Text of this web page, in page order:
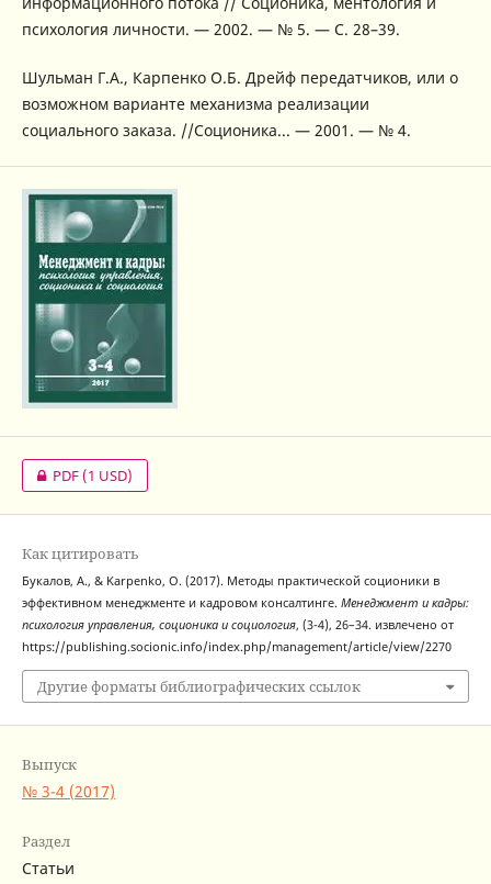
психология личности. — 2002. — № 5. — С. 28–39.
Шульман Г.А., Карпенко О.Б. Дрейф передатчиков, или о
возможном варианте механизма реализации
социального заказа. //Соционика... — 2001. — № 4.
PDF(1 USD)
Как цитировать
Букалов, А., & Karpenko, O. (2017). Методы практической соционики в
эффективном менеджменте и кадровом консалтинге. Менеджмент и кадры:
психология управления, соционика и социология, (3-4), 26–34. извлечено от
https://publishing.socionic.info/index.php/management/article/view/2270
Другие форматы библиографических ссылок
Выпуск
№ 3-4 (2017)
Раздел
Статьи